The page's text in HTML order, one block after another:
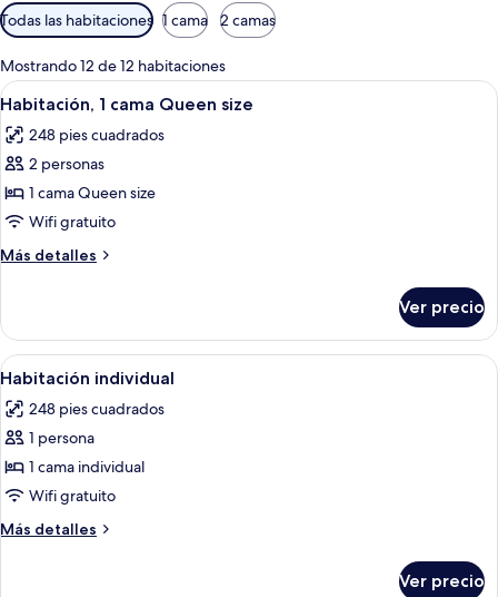
Filtros
disponibles
para
las
habitaciones
Todas las habitaciones 1 cama 2 camas
Mostrando 12 de 12 habitaciones
Abrir
todas
las
fotos
de
Habitación,
1
cama
size
Minibar, caja de seguridad en la
9
Habitación, 1 cama Queen size
248 pies cuadrados
2 personas
1 cama Queen size
Wifi gratuito
Más detalles
Más
1
cama
Queen
Ver precio
Abrir
todas
las
fotos
de
Habitación
individual
Minibar, caja de seguridad en la
8
Habitación individual
248 pies cuadrados
1 persona
1 cama individual
Wifi gratuito
Más detalles
Más
Ver precio